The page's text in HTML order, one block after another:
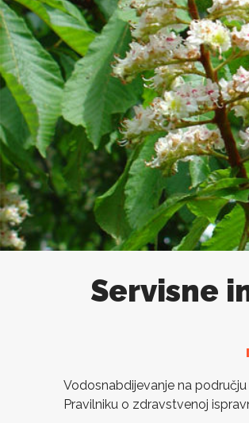
Servisne
Vodosnabdijevanje na
Pravilniku o zdravstvenoj